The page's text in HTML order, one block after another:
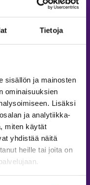
Tietoja
sisällön ja mainosten
ominaisuuksien
Lisäksi
ja analytiikka-
miten käytät
yhdistää näitä
heille tai joita on